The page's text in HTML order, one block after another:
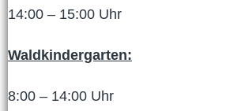
14:00 – 15:00 Uhr
Waldkindergarten:
8:00 – 14:00 Uhr